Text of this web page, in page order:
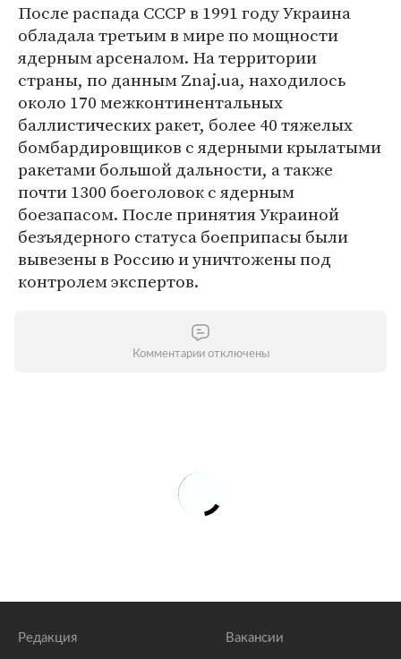
После распада СССР в 1991 году Украина
обладала третьим в мире по мощности
ядерным арсеналом. На территории
страны, по данным Znaj.ua, находилось
около 170 межконтинентальных
баллистических ракет, более 40 тяжелых
бомбардировщиков с ядерными крылатыми
ракетами большой дальности, а также
почти 1300 боеголовок с ядерным
боезапасом. После принятия Украиной
безъядерного статуса боеприпасы были
вывезены в Россию и уничтожены под
контролем экспертов.
Комментарии отключены
Редакция Вакансии